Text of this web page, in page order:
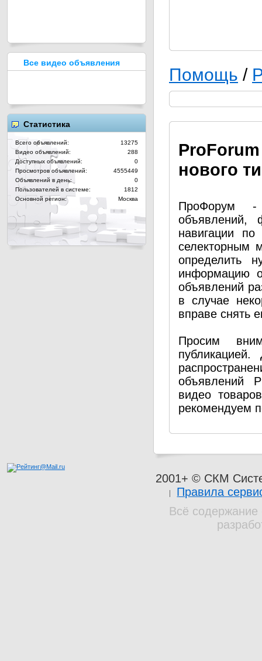
Помощь /
Pro
нового
ПроФорум -
объявлений,
навигации по
селекторным
определить
информацию
объявлений
в случае
вправе снять
Просим
объявлений
видео
рекомендуем
Все видео объявления
Статистика
Всего объявлений:
13275
Видео объявлений:
288
Доступных объявлений:
0
Просмотров объявлений:
4555449
Объявлений в день:
0
Пользователей в системе:
1812
Основной регион:
Москва
2001+ © СКМ
Правила
Всё содержание